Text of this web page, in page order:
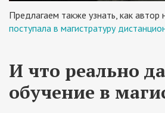
Предлагаем также узнать, как автор
поступала в магистратуру
И что реально
обучение в